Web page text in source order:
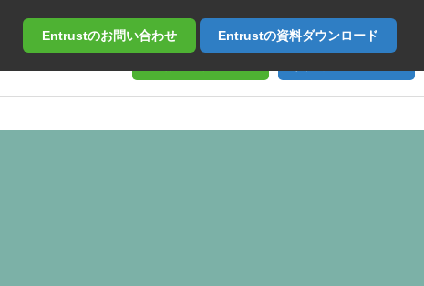
Entrustのお問い合わせ Entrustの資料ダウンロード